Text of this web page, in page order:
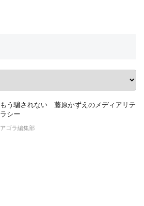
もう騙されない 藤原かずえのメディアリテ
ラシー
アゴラ編集部